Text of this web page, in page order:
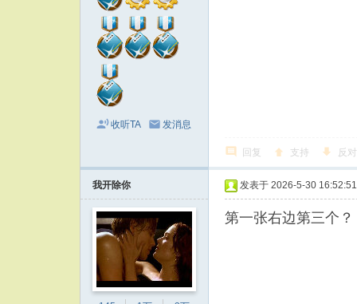
收听TA 发消息
回复 支持 反对
我开除你 发表于 2026-5-30 16:52:51
第一张右边第三个？